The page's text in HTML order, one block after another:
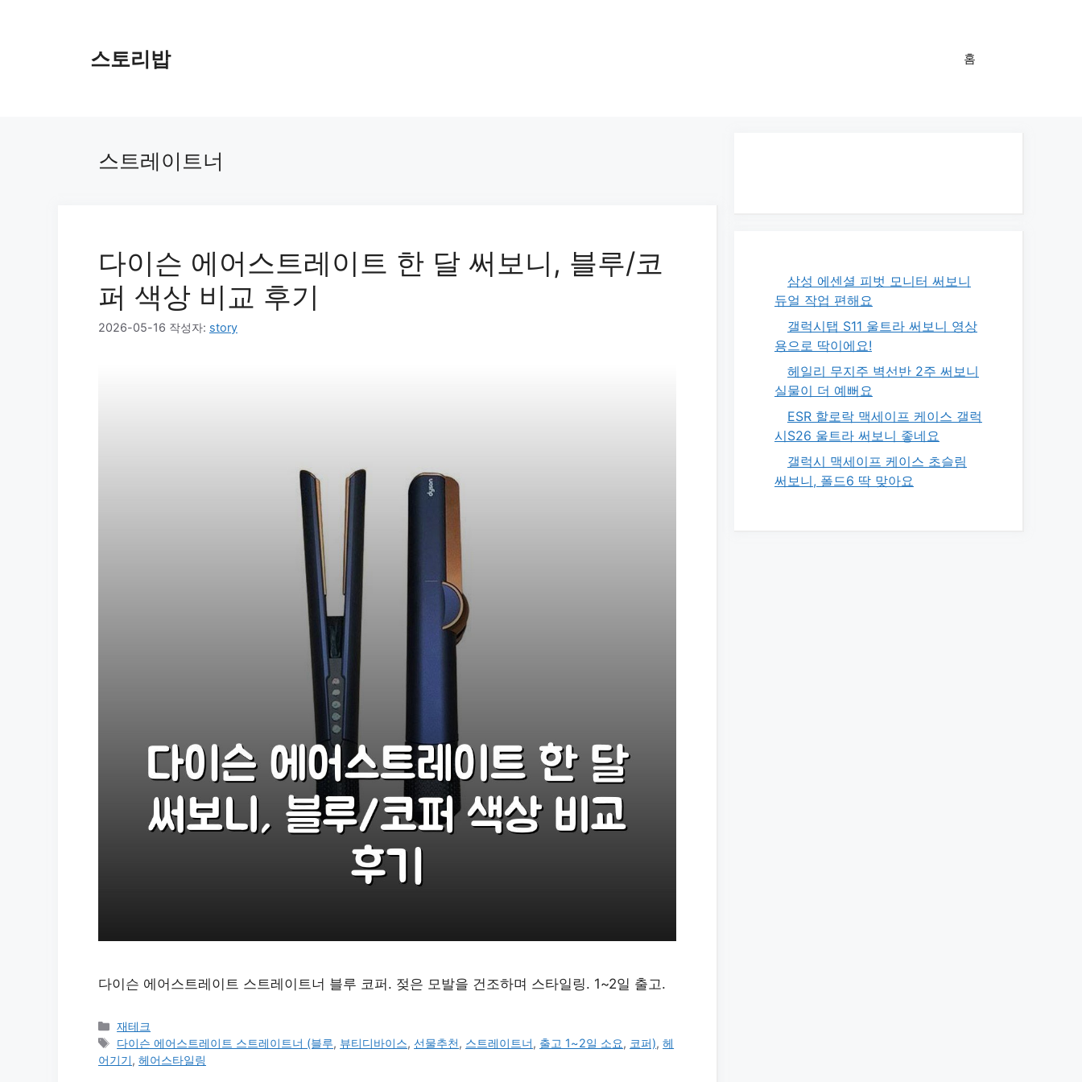
스토리밥 홈
스트레이트너
다이슨 에어스트레이트 한 달 써보니, 블루/코
퍼 색상 비교 후기
2026-05-16 작성자: story
다이슨 에어스트레이트 스트레이트너 블루 코퍼. 젖은 모발을 건조하며 스타일링. 1~2일 출고.
카
테
고
재테크
태
그
다이슨 에어스트레이트 스트레이트너 (블루, 뷰티디바이스,선물추천, 스트레이트너, 출고 1~2일 소요, 코퍼),헤
어기기, 헤어스타일링
삼성 에센셜 피벗 모니터 써보니
듀얼 작업 편해요
갤럭시탭 S11 울트라 써보니 영상
용으로 딱이에요!
헤일리 무지주 벽선반 2주 써보니
실물이 더 예뻐요
ESR 할로락 맥세이프 케이스 갤럭
시S26 울트라 써보니 좋네요
갤럭시 맥세이프 케이스 초슬림
써보니, 폴드6 딱 맞아요